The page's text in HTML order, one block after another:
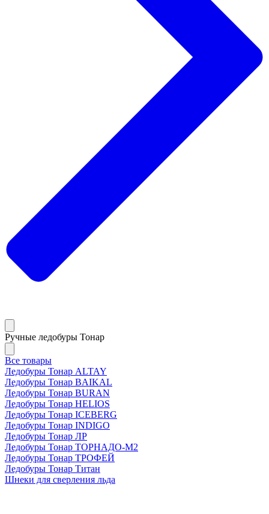
Ручные ледобуры Тонар
Все товары
Ледобуры Тонар ALTAY
Ледобуры Тонар BAIKAL
Ледобуры Тонар BURAN
Ледобуры Тонар HELIOS
Ледобуры Тонар ICEBERG
Ледобуры Тонар INDIGO
Ледобуры Тонар ЛР
Ледобуры Тонар ТОРНАДО-М2
Ледобуры Тонар ТРОФЕЙ
Ледобуры Тонар Титан
Шнеки для сверления льда